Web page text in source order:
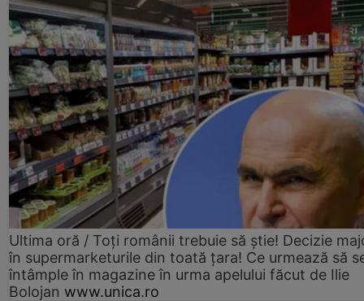
Ultima oră / Toți românii trebuie să știe! Decizie
în supermarketurile din toată țara! Ce urmează să
întâmple în magazine în urma apelului făcut de Ilie
Bolojan www.unica.ro